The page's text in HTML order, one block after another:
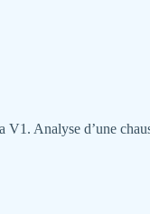
Analyse d’une